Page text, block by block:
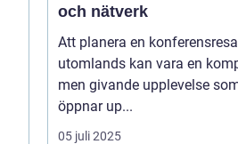
och nätverk
Att planera en konferensresa
utomlands kan vara en
men givande upplevelse
öppnar up...
05 juli 2025